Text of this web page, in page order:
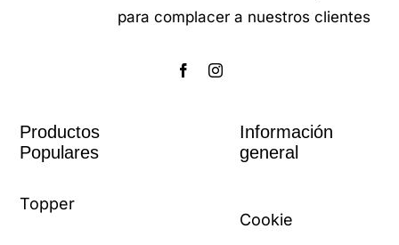
para complacer a nuestros clientes
Productos
Populares
Topper
Información
general
Cookie